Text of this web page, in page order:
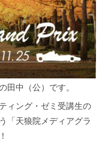
中（公）です。
ィング・ゼミ受講生の
「天狼院メディアグラ